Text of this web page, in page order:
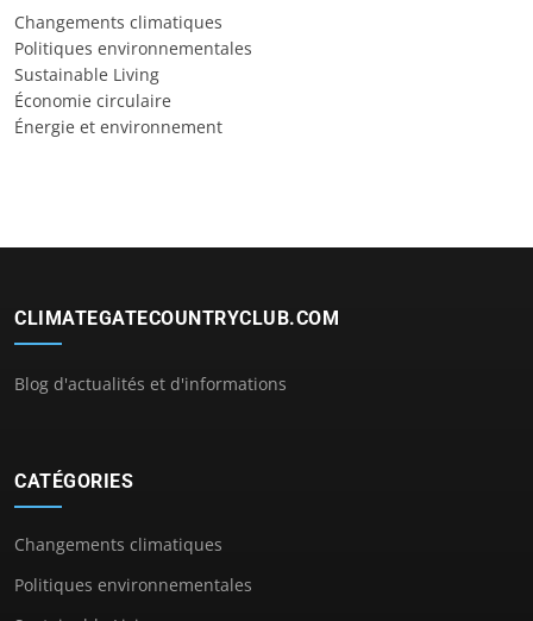
Changements climatiques
Politiques environnementales
Sustainable Living
Économie circulaire
Énergie et environnement
CLIMATEGATECOUNTRYCLUB.COM
Blog d'actualités et d'informations
CATÉGORIES
Changements climatiques
Politiques environnementales